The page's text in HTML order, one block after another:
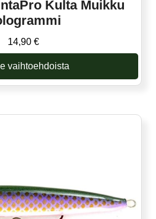
Kulta Muikku
14,90 €
vaihtoehdoista
Tällä
on
valinnat
tuotteen
sivulla.